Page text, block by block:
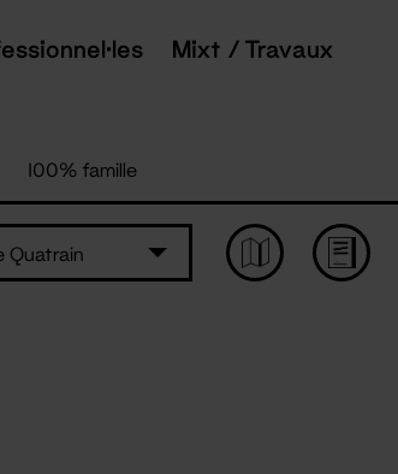
Mixt / Travaux
100% famille
Quatrain